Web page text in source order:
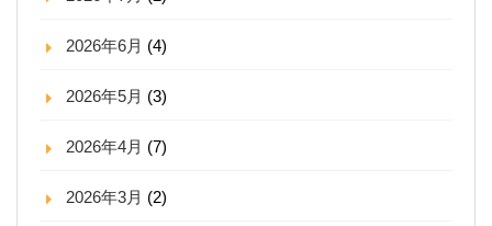
2026年6月 (4)
2026年5月 (3)
2026年4月 (7)
2026年3月 (2)